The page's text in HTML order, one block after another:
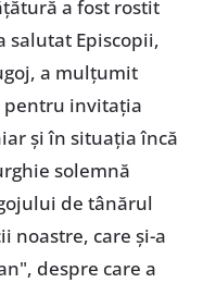
a fost rostit
salutat Episcopii,
a mulțumit
pentru invitația
și în situația încă
solemnă
de tânărul
noastre, care și-a
despre care a